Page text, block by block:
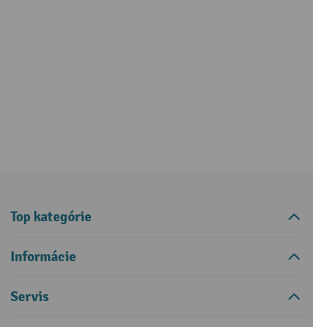
Top kategórie
Informácie
Servis